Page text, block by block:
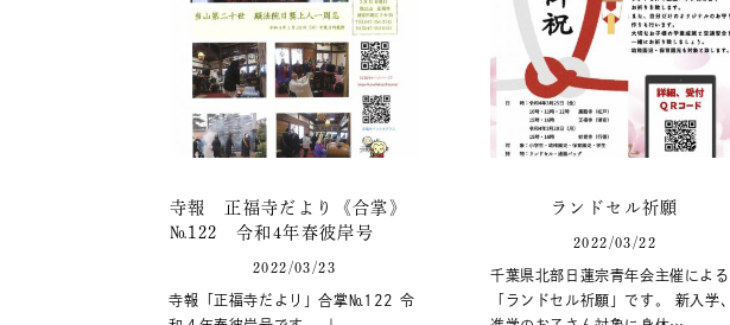
寺報 正福寺だより《合掌》
№122 令和4年春彼岸号
2022/03/23
寺報「正福寺だより」合掌№122 令
ランドセル祈願
2022/03/22
千葉県北部日蓮宗青年会主催による
「ランドセル祈願」です。 新入学、